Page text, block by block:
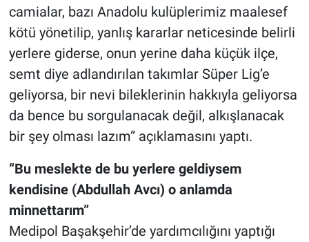
camialar, bazı Anadolu kulüplerimiz maalesef
kötü yönetilip, yanlış kararlar neticesinde belirli
yerlere giderse, onun yerine daha küçük ilçe,
semt diye adlandırılan takımlar Süper Lig’e
geliyorsa, bir nevi bileklerinin hakkıyla geliyorsa
da bence bu sorgulanacak değil, alkışlanacak
bir şey olması lazım” açıklamasını yaptı.
“Bu meslekte de bu yerlere geldiysem
kendisine (Abdullah Avcı) o anlamda
minnettarım”
Medipol Başakşehir’de yardımcılığını yaptığı